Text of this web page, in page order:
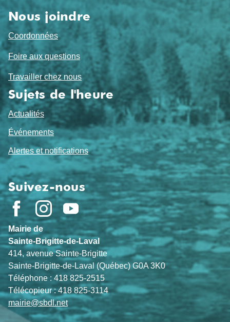
Nous joindre
Coordonnées
Foire aux questions
Travailler chez nous
Sujets de l'heure
Actualités
Événements
Alertes et notifications
Suivez-nous
Mairie de
Sainte-Brigitte-de-Laval
414, avenue Sainte-Brigitte
Sainte-Brigitte-de-Laval (Québec) G0A 3K0
Téléphone : 418 825-2515
Télécopieur : 418 825-3114
mairie@sbdl.net